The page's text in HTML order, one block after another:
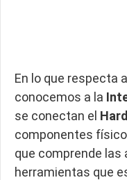
En lo que respecta
conocemos a la
se conectan el
componentes
que comprende las
herramientas que